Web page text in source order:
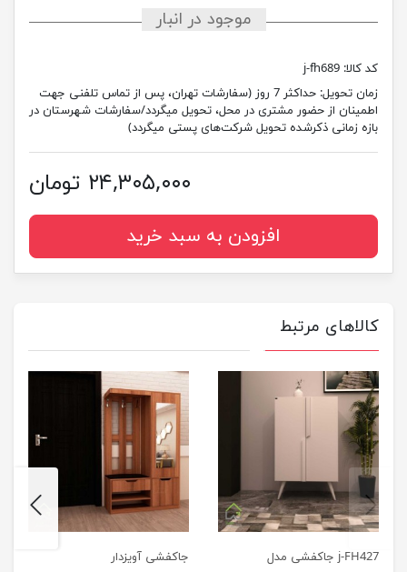
موجود در انبار
کد کالا: j-fh689
زمان تحویل:
حداکثر 7 روز (سفارشات تهران، پس از تماس تلفنی جهت
اطمینان از حضور مشتری در محل، تحویل میگردد/سفارشات شهرستان در
بازه زمانی ذکرشده تحویل شرکت‌های پستی میگردد)
۲۴,۳۰۵,۰۰۰ تومان
افزودن به سبد خرید
کالاهای مرتبط
j-FH427 جاکفشی مدل جاکفشی آویزدار
previus